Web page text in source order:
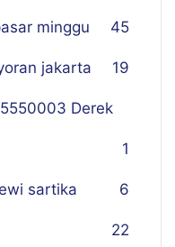
minggu 45
jakarta 19
Derek
1
sartika 6
22